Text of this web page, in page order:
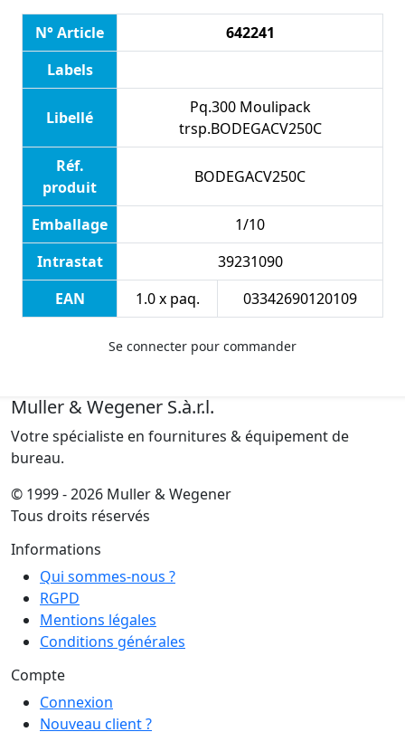
N° Article
642241
Labels
Libellé
Pq.300 Moulipack
trsp.BODEGACV250C
Réf.
produit
BODEGACV250C
Emballage
1/10
Intrastat
39231090
EAN
1.0 x paq. 03342690120109
Se connecter pour commander
Muller & Wegener S.à.r.l.
Votre spécialiste en fournitures & équipement de
bureau.
© 1999 - 2026 Muller & Wegener
Tous droits réservés
Informations
Qui sommes-nous ?
RGPD
Mentions légales
Conditions générales
Compte
Connexion
Nouveau client ?